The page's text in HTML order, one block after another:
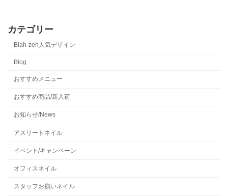
カテゴリー
Blah-zeh人気デザイン
Blog
おすすめメニュー
おすすめ商品/新入荷
お知らせ/News
アスリートネイル
イベント/キャンペーン
オフィスネイル
スタッフお揃いネイル